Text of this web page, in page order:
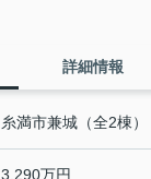
詳細情報
糸満市兼城（全2棟）
3,290万円